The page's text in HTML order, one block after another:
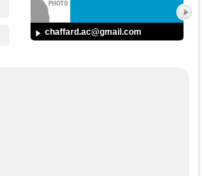
chaffard.ac@gmail.com